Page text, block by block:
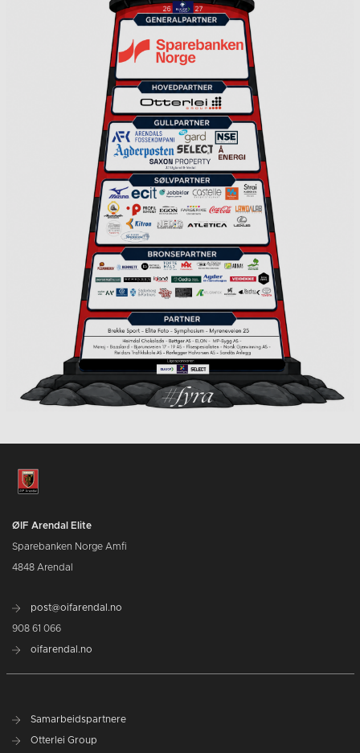
ØIF Arendal Elite
Sparebanken Norge Amfi
4848 Arendal
post@oifarendal.no
908 61 066
oifarendal.no
Samarbeidspartnere
Otterlei Group